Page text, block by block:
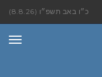
כ״ו באב תשפ״ו (8.8.26)